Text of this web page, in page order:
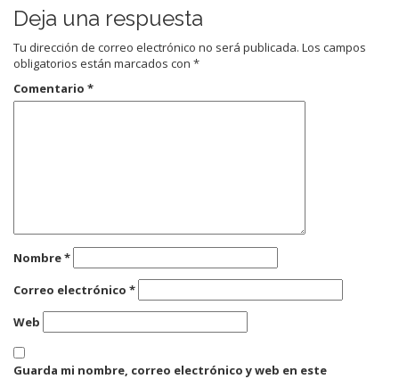
Deja una respuesta
Tu dirección de correo electrónico no será publicada. Los campos
obligatorios están marcados con *
Comentario *
Nombre*
Correo electrónico *
Web
Guarda mi nombre, correo electrónico y web en este